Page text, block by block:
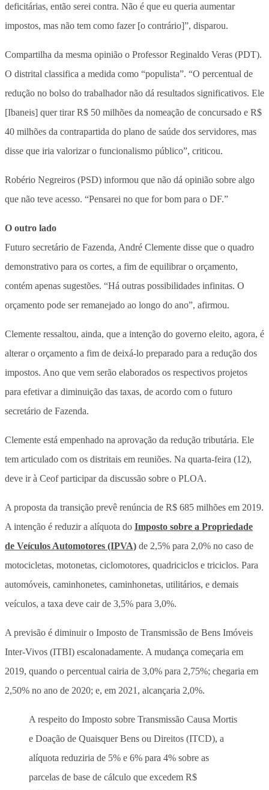
deficitárias, então serei contra. Não é que eu queria aumentar
impostos, mas não tem como fazer [o contrário]”, disparou.
Compartilha da mesma opinião o Professor Reginaldo Veras (PDT).
O distrital classifica a medida como “populista”. “O percentual de
redução no bolso do trabalhador não dá resultados significativos. Ele
[Ibaneis] quer tirar R$ 50 milhões da nomeação de concursado e R$
40 milhões da contrapartida do plano de saúde dos servidores, mas
disse que iria valorizar o funcionalismo público”, criticou.
Robério Negreiros (PSD) informou que não dá opinião sobre algo
que não teve acesso. “Pensarei no que for bom para o DF.”
O outro lado
Futuro secretário de Fazenda, André Clemente disse que o quadro
demonstrativo para os cortes, a fim de equilibrar o orçamento,
contém apenas sugestões. “Há outras possibilidades infinitas. O
orçamento pode ser remanejado ao longo do ano”, afirmou.
Clemente ressaltou, ainda, que a intenção do governo eleito, agora, é
alterar o orçamento a fim de deixá-lo preparado para a redução dos
impostos. Ano que vem serão elaborados os respectivos projetos
para efetivar a diminuição das taxas, de acordo com o futuro
secretário de Fazenda.
Clemente está empenhado na aprovação da redução tributária. Ele
tem articulado com os distritais em reuniões. Na quarta-feira (12),
deve ir à Ceof participar da discussão sobre o PLOA.
A proposta da transição prevê renúncia de R$ 685 milhões em 2019.
A intenção é reduzir a alíquota do Imposto sobre a Propriedade
de Veículos Automotores (IPVA) de 2,5% para 2,0% no caso de
motocicletas, motonetas, ciclomotores, quadriciclos e triciclos. Para
automóveis, caminhonetes, caminhonetas, utilitários, e demais
veículos, a taxa deve cair de 3,5% para 3,0%.
A previsão é diminuir o Imposto de Transmissão de Bens Imóveis
Inter-Vivos (ITBI) escalonadamente. A mudança começaria em
2019, quando o percentual cairia de 3,0% para 2,75%; chegaria em
2,50% no ano de 2020; e, em 2021, alcançaria 2,0%.
A respeito do Imposto sobre Transmissão Causa Mortis
e Doação de Quaisquer Bens ou Direitos (ITCD), a
alíquota reduziria de 5% e 6% para 4% sobre as
parcelas de base de cálculo que excedem R$